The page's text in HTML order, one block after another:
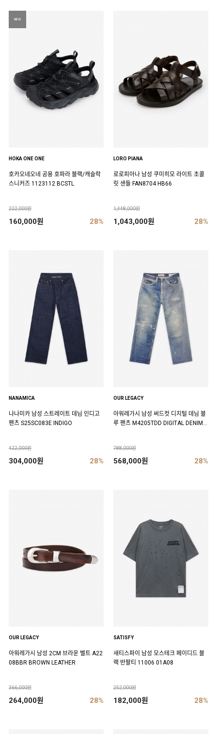
NEW
HOKA ONE ONE
호카오네오네 공용 호파라 블랙/캐슬락
스니커즈 1123112 BCSTL
222,000원
160,000원 28%
LORO PIANA
로로피아나 남성 쿠미히모 라이트 초콜
릿 샌들 FAN8704 HB66
1,448,000원
1,043,000원 28%
NANAMICA
나나미카 남성 스트레이트 데님 인디고
팬츠 S25SC083E INDIGO
422,000원
304,000원 28%
OUR LEGACY
아워레가시 남성 써드컷 디지털 데님 블
루 팬츠 M4205TDD DIGITAL DENIM P
788,000원
568,000원 28%
OUR LEGACY
아워레가시 남성 2CM 브라운 벨트 A22
08BBR BROWN LEATHER
366,000원
264,000원 28%
SATISFY
새티스파이 남성 모스테크 페이디드 블
랙 반팔티 11006 01A08
252,000원
182,000원 28%